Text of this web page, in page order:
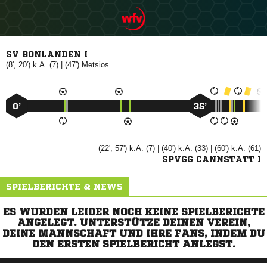
SV BONLANDEN I
(8', 20') k.A. (7) | (47') 
0’ 35’
(22', 57') k.A. (7) | (40') k.A. (33) | (60') k.A. (61)
SPVGG CANNSTATT I
SPIELBERICHTE & NEWS
ES WURDEN LEIDER NOCH KEINE SPIELBERICHTE
ANGELEGT. UNTERSTÜTZE DEINEN VEREIN,
DEINE MANNSCHAFT UND IHRE FANS, INDEM DU
DEN ERSTEN SPIELBERICHT ANLEGST.